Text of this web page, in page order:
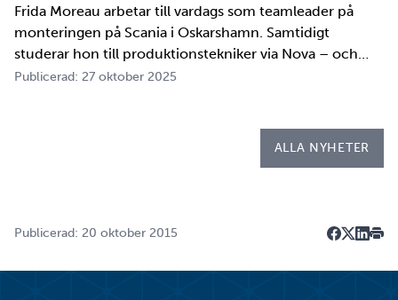
Frida Moreau arbetar till vardags som teamleader på
monteringen på Scania i Oskarshamn. Samtidigt
studerar hon till produktionstekniker via Nova – och
under tio veckor i höst gör hon både sin praktik, även
Publicerad: 27 oktober 2025
ALLA NYHETER
Publicerad: 20 oktober 2015